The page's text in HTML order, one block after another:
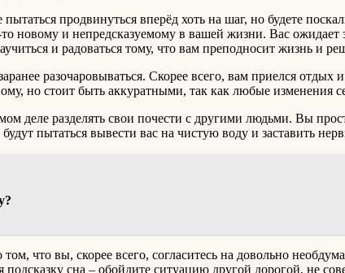
продвинуться вперёд хоть на шаг, но будете
новому и непредсказуемому в вашей жизни. Вас ожидает
и радоваться тому, что вам преподносит жизнь и
разочаровываться. Скорее всего, вам приелся
но стоит быть аккуратными, так как любые изменения
деле разделять свои почести с другими людьми. Вы
пытаться вывести вас на чистую воду и заставить
что вы, скорее всего, согласитесь на довольно
подсказку сна – обойдите ситуацию другой дорогой, не